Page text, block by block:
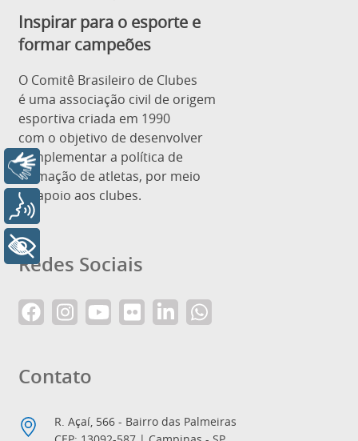
Inspirar para o esporte e
formar campeões
O Comitê Brasileiro de Clubes
é uma associação civil de origem
esportiva criada em 1990
com o objetivo de desenvolver
e implementar a política de
formação de atletas, por meio
de apoio aos clubes.
Redes Sociais
Contato
R. Açaí, 566 - Bairro das Palmeiras
Libras